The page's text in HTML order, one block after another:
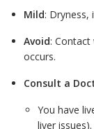
Mild: Dryness,
Avoid:
occurs.
Consult a
You have
liver issues).